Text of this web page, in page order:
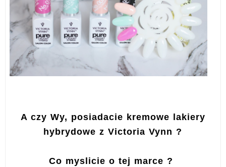
A czy Wy, posiadacie kremowe lakiery
hybrydowe z Victoria Vynn ?
Co myslicie o tej marce ?